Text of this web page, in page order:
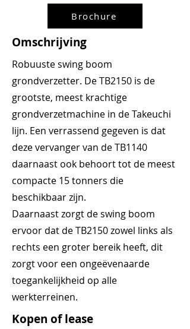
Brochure
Omschrijving
Robuuste swing boom
grondverzetter. De TB2150 is de
grootste, meest krachtige
grondverzetmachine in de Takeuchi
lijn. Een verrassend gegeven is dat
deze vervanger van de TB1140
daarnaast ook behoort tot de meest
compacte 15 tonners die
beschikbaar zijn.
Daarnaast zorgt de swing boom
ervoor dat de TB2150 zowel links als
rechts een groter bereik heeft, dit
zorgt voor een ongeëvenaarde
toegankelijkheid op alle
werkterreinen.
Kopen of lease